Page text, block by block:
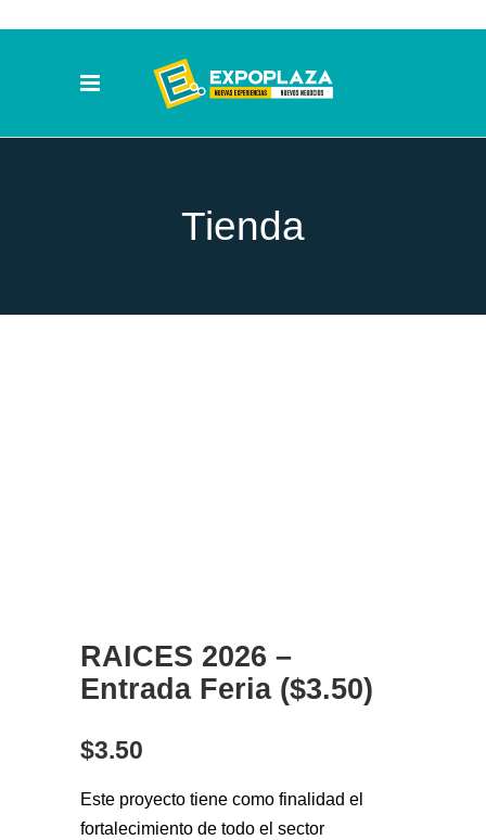
Tienda
RAICES 2026 –
Entrada Feria ($3.50)
$3.50
Este proyecto tiene como finalidad el
fortalecimiento de todo el sector